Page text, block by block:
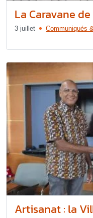
La Caravane
3 juillet Communiqués
Artisanat : la